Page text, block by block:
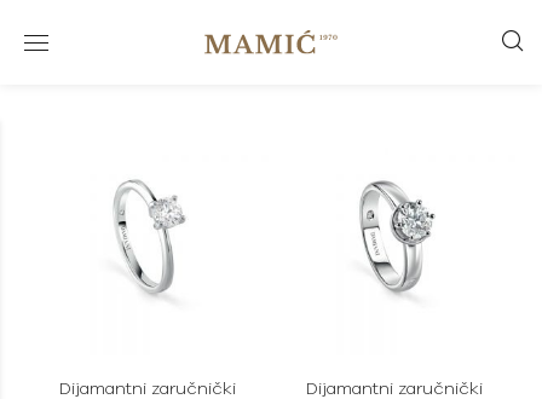
Dijamantni zaručnički
Dijamantni zaručnički